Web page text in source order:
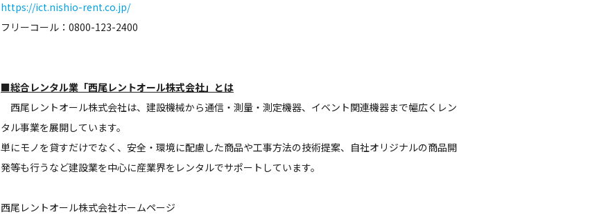
https://ict.nishio-rent.co.jp/
フリーコール：0800-123-2400
■総合レンタル業「西尾レントオール株式会社」とは
西尾レントオール株式会社は、建設機械から通信・測量・測定機器、イベント関連機器まで幅広くレン
タル事業を展開しています。
単にモノを貸すだけでなく、安全・環境に配慮した商品や工事方法の技術提案、自社オリジナルの商品開
発等も行うなど建設業を中心に産業界をレンタルでサポートしています。
西尾レントオール株式会社ホームページ